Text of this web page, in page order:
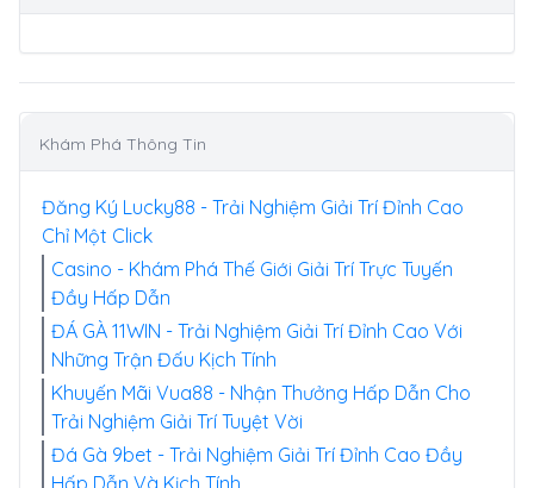
Khám Phá Thông Tin
Đăng Ký Lucky88 - Trải Nghiệm Giải Trí Đỉnh Cao
Chỉ Một Click
Casino - Khám Phá Thế Giới Giải Trí Trực Tuyến
Đầy Hấp Dẫn
ĐÁ GÀ 11WIN - Trải Nghiệm Giải Trí Đỉnh Cao Với
Những Trận Đấu Kịch Tính
Khuyến Mãi Vua88 - Nhận Thưởng Hấp Dẫn Cho
Trải Nghiệm Giải Trí Tuyệt Vời
Đá Gà 9bet - Trải Nghiệm Giải Trí Đỉnh Cao Đầy